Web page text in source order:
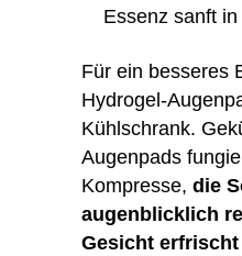
Essenz sanft
Für ein besseres
Hydrogel-
Kühlschrank.
Augenpads
Kompresse, die
augenblicklich
Gesicht erfrischt